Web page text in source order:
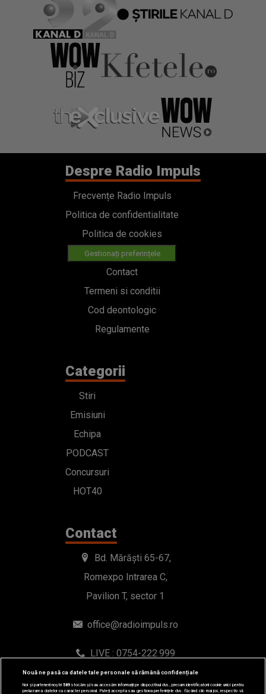
Despre Radio Impuls
Frecvențe Radio Impuls
Politica de confidentialitate
Politica de cookies
Gestionați preferințele
Contact
Termeni si conditii
Cod deontologic
Regulamente
Categorii
Stiri
Emisiuni
Echipa
PODCAST
Concursuri
HOT40
Contact
Bd. Mărăști 65-67,
Romexpo Intrarea C,
Pavilion T, sector 1
office@radioimpuls.ro
LIVE : 0754-222.999
WhatsApp: 0754-222.999
Nouă ne pasă ca datele tale personale să rămână confidențiale
Noi și partenerii noștri589stocăm și/sau accesăm informații pe dispozitivul dvs., precum identificatorii cookie unici pentru
prelucrarea datelor cu caracter personal. Puteți accepta sau gestiona preferințele dvs. făcând clic mai jos, respectiv vă